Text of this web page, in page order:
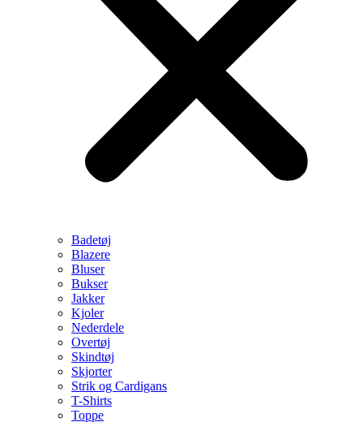
Badetøj
Blazere
Bluser
Bukser
Jakker
Kjoler
Nederdele
Overtøj
Skindtøj
Skjorter
Strik og Cardigans
T-Shirts
Toppe